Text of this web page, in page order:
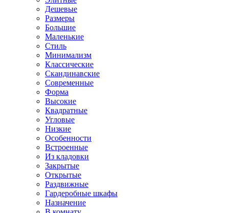
Дешевые
Размеры
Большие
Маленькие
Стиль
Минимализм
Классические
Скандинавские
Современные
Форма
Высокие
Квадратные
Угловые
Низкие
Особенности
Встроенные
Из кладовки
Закрытые
Открытые
Раздвижные
Гардеробные шкафы
Назначение